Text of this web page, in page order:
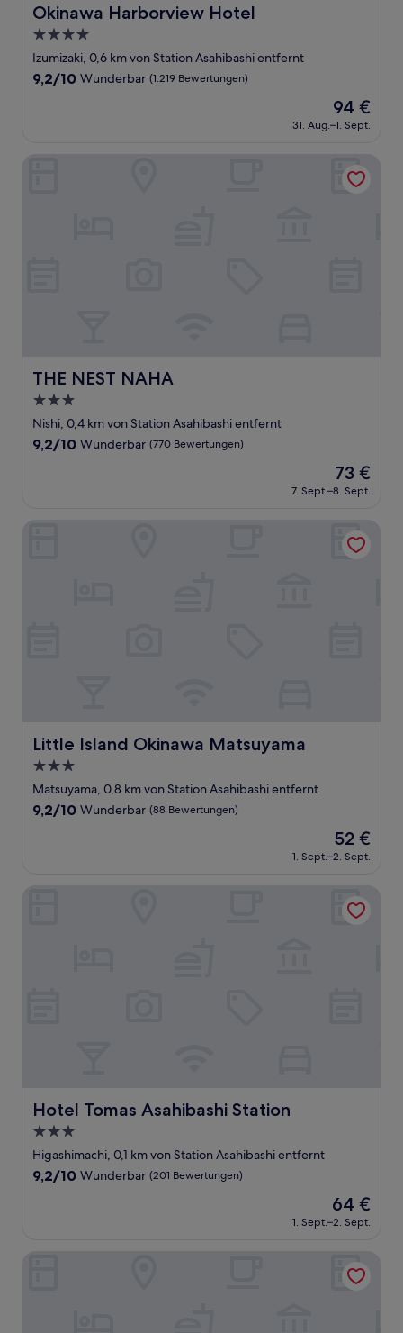
Okinawa Harborview Hotel
Okinawa Harborview Hotel
4.0-
Sterne-
Unterkunft
Izumizaki, 0,6 km von Station Asahibashi entfernt
9.2
Bewertungen)
9,2/10 Wunderbar (1.219 Bewertungen)
Der
Preis
beträgt
94 €
31. Aug.–1. Sept.
THE NEST NAHA
THE NEST NAHA
3.0-
Sterne-
Unterkunft
Nishi, 0,4 km von Station Asahibashi entfernt
9.2
Bewertungen)
9,2/10 Wunderbar (770 Bewertungen)
Der
Preis
beträgt
73 €
7. Sept.–8. Sept.
Little Island Okinawa Matsuyama
Little Island Okinawa Matsuyama
3.0-
Sterne-
Unterkunft
Matsuyama, 0,8 km von Station Asahibashi entfernt
9.2
Bewertungen)
9,2/10 Wunderbar (88 Bewertungen)
Der
Preis
beträgt
52 €
1. Sept.–2. Sept.
Hotel Tomas Asahibashi Station
Hotel Tomas Asahibashi Station
3.0-
Sterne-
Unterkunft
Higashimachi, 0,1 km von Station Asahibashi entfernt
9.2
Bewertungen)
9,2/10 Wunderbar (201 Bewertungen)
Der
Preis
beträgt
64 €
1. Sept.–2. Sept.